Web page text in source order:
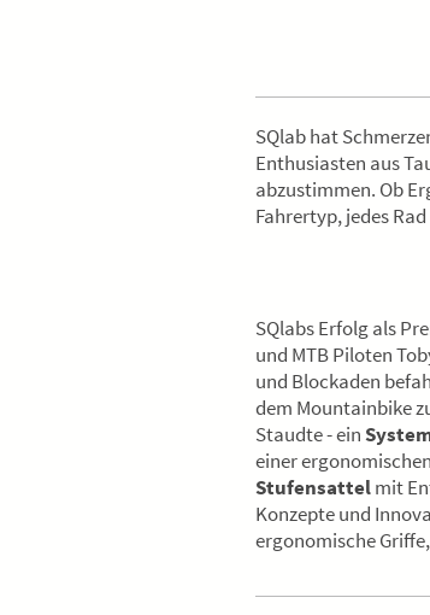
SQlab hat
Enthusiasten aus
abzustimmen. Ob
Fahrertyp, jedes
SQlabs Erfolg als
und MTB Piloten
und Blockaden
dem Mountainbike
Staudte - ein
einer
Stufensattelmit
Konzepte und
ergonomische